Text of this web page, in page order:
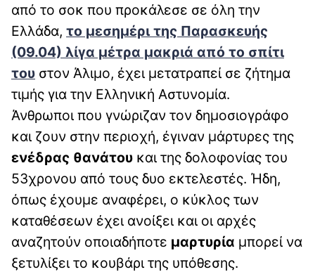
από το σοκ που προκάλεσε σε όλη την
Ελλάδα, το μεσημέρι της Παρασκευής
(09.04) λίγα μέτρα μακριά από το σπίτι
του στον Άλιμο, έχει μετατραπεί σε ζήτημα
τιμής για την Ελληνική Αστυνομία.
Άνθρωποι που γνώριζαν τον δημοσιογράφο
και ζουν στην περιοχή, έγιναν μάρτυρες της
ενέδρας θανάτου και της δολοφονίας του
53χρονου από τους δυο εκτελεστές. Ήδη,
όπως έχουμε αναφέρει, ο κύκλος των
καταθέσεων έχει ανοίξει και οι αρχές
αναζητούν οποιαδήποτε μαρτυρία μπορεί να
ξετυλίξει το κουβάρι της υπόθεσης.